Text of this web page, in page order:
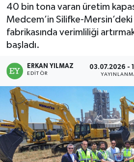
40 bin tona varan üretim
Medcem’in Silifke-
fabrikasında verimliliği
başladı.
ERKAN YILMAZ
EDITÖR
03.07.2026 -